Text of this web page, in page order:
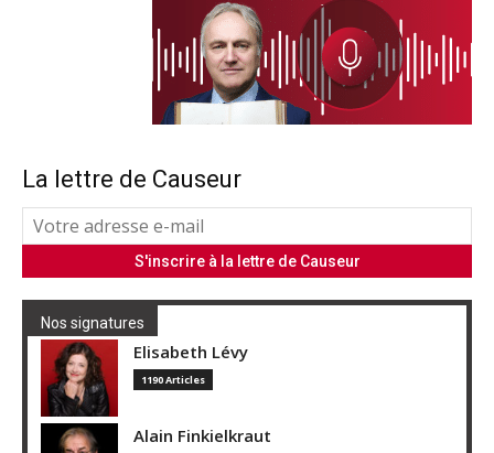
La lettre de Causeur
Nos signatures
Elisabeth Lévy
1190 Articles
Alain Finkielkraut